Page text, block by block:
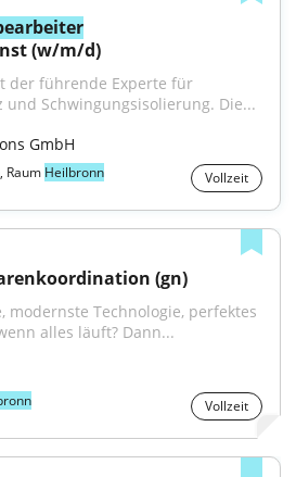
(w/m/d)
der führende Experte für
und Schwingungsisolierung. Die...
GmbH
Raum Heilbronn Vollzeit
(gn)
modernste Technologie, perfektes
alles läuft? Dann...
Vollzeit